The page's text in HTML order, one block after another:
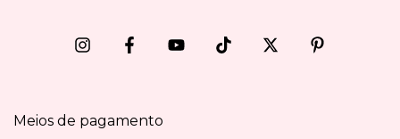
Meios de pagamento